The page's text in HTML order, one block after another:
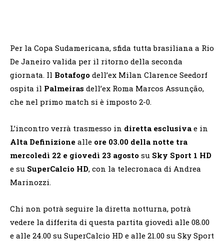
Per la Copa Sudamericana, sfida tutta brasiliana a Rio
De Janeiro valida per il ritorno della seconda
giornata. Il Botafogo dell’ex Milan Clarence Seedorf
ospita il Palmeiras dell’ex Roma Marcos Assunção,
che nel primo match si è imposto 2-0.
L’incontro verrà trasmesso in diretta esclusiva e in
Alta Definizione alle ore 03.00 della notte tra
mercoledì 22 e giovedì 23 agosto su Sky Sport 1 HD
e su SuperCalcio HD, con la telecronaca di Andrea
Marinozzi.
Chi non potrà seguire la diretta notturna, potrà
vedere la differita di questa partita giovedì alle 08.00
e alle 24.00 su SuperCalcio HD e alle 21.00 su Sky Sport